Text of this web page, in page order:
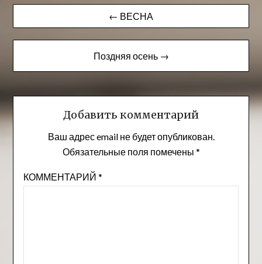
Навигация
по
← ВЕСНА
Поздняя осень →
Добавить комментарий
Ваш адрес email не будет опубликован.
Обязательные поля помечены *
КОММЕНТАРИЙ *